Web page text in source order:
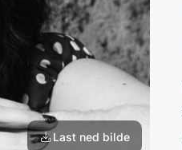
Last ned bilde